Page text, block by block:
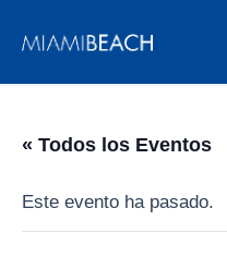
« Todos los Eventos
Este evento ha pasado.